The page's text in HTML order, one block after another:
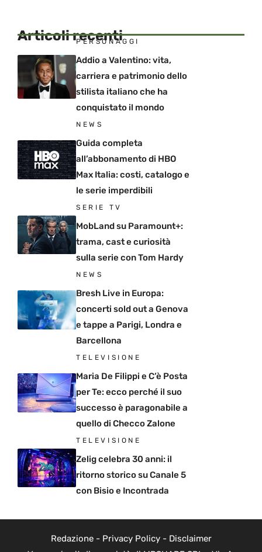
Articoli recenti
PERSONAGGI
Addio a Valentino: vita,
carriera e patrimonio dello
stilista italiano che ha
conquistato il mondo
NEWS
Guida completa
all’abbonamento di HBO
Max Italia: costi, catalogo e
le serie imperdibili
SERIE TV
MobLand su Paramount+:
trama, cast e curiosità
sulla serie con Tom Hardy
NEWS
Bresh Live in Europa:
concerti sold out a Genova
e tappe a Parigi, Londra e
Barcellona
TELEVISIONE
Maria De Filippi e C’è Posta
per Te: ecco perché il suo
successo è paragonabile a
quello di Checco Zalone
TELEVISIONE
Zelig celebra 30 anni: il
ritorno storico su Canale 5
con Bisio e Incontrada
Redazione- Privacy Policy- Disclaimer